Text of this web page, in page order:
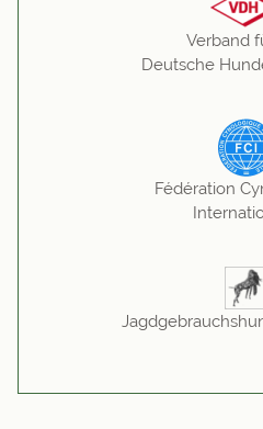
Verband
Deutsche
Fédération